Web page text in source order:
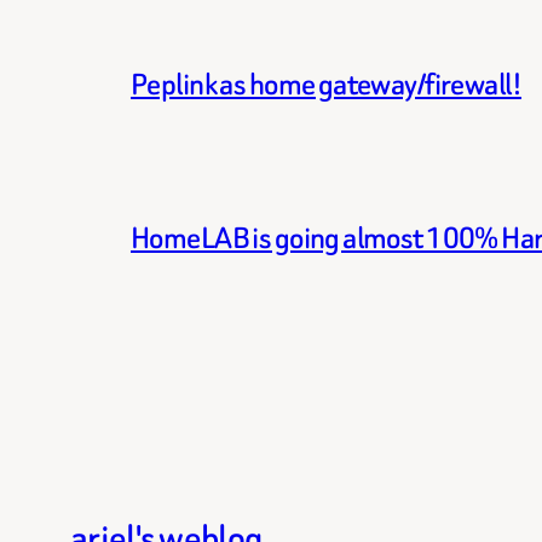
Peplink as home gateway/firewall!
HomeLAB is going almost 100%